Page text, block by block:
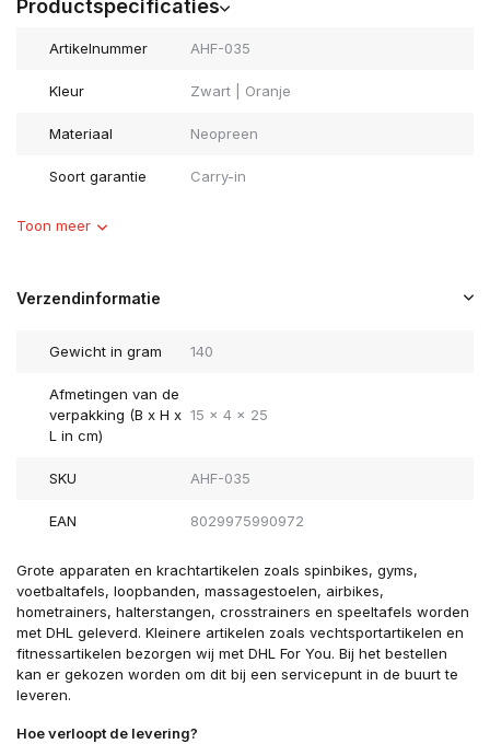
Productspecificaties
Artikelnummer AHF-035
Kleur Zwart | Oranje
Materiaal Neopreen
Soort garantie Carry-in
Toon meer
Verzendinformatie
Gewicht in gram 140
Afmetingen van de
verpakking (B x H x
L in cm)
15 x 4 x 25
SKU AHF-035
EAN 8029975990972
Grote apparaten en krachtartikelen zoals spinbikes, gyms,
voetbaltafels, loopbanden, massagestoelen, airbikes,
hometrainers, halterstangen, crosstrainers en speeltafels worden
met DHL geleverd. Kleinere artikelen zoals vechtsportartikelen en
fitnessartikelen bezorgen wij met DHL For You. Bij het bestellen
kan er gekozen worden om dit bij een servicepunt in de buurt te
leveren.
Hoe verloopt de levering?